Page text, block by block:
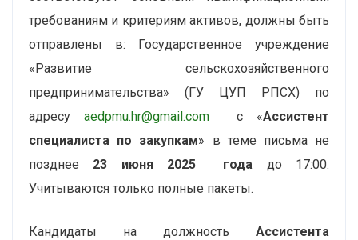
требованиям и критериям активов, должны быть
отправлены в: Государственное учреждение
«Развитие сельскохозяйственного
предпринимательства» (ГУ ЦУП РПСХ) по
адресу aedpmu.hr@gmail.com с «Ассистент
специалиста по закупкам» в теме письма не
позднее 23 июня 2025 года до 17:00.
Учитываются только полные пакеты.
Кандидаты на должность Ассистента